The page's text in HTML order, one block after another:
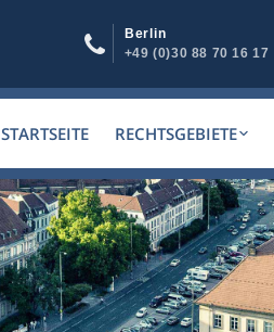
Berlin
+49 (0)30 88 70 16 17
STARTSEITE RECHTSGEBIETE